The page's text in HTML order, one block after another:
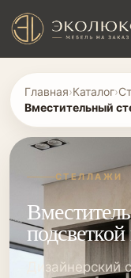
Главная›Каталог›
Вместительный
СТЕЛЛАЖИ
Дизайнерский